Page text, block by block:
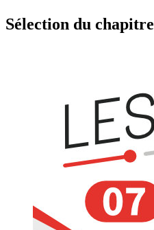
Sélection du chapitre